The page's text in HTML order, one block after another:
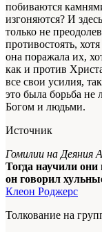
побиваются
изгоняются? И
только не
противостоять,
она поражала их,
как и против
все свои усилия,
это была борьба
Богом и людьми.
Источник
Гомилии на Деяния
Тогда научили
он говорил
Клеон Роджерс
Толкование на